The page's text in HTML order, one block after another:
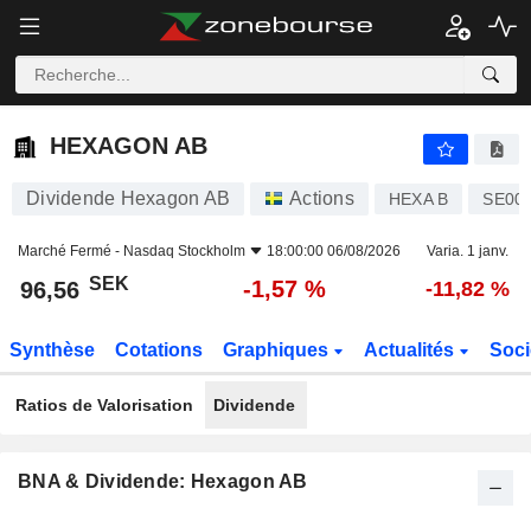
HEXAGON AB
HEXAGON AB
Dividende Hexagon AB Actions HEXA B
Marché Fermé - Nasdaq Stockholm 18:00:00 06/08/2026 Varia. 1 janv.
96,56 SEK -1,57 % -11,82 %
Synthèse Cotations Graphiques Actualités
Ratios de Valorisation Dividende
BNA & Dividende: Hexagon AB